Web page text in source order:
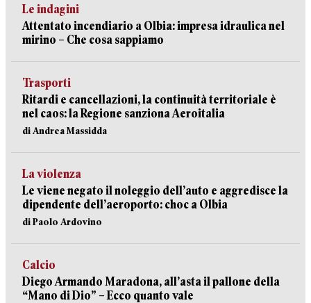
Le indagini
Attentato incendiario a Olbia: impresa idraulica nel
mirino – Che cosa sappiamo
Trasporti
Ritardi e cancellazioni, la continuità territoriale è
nel caos: la Regione sanziona Aeroitalia
di Andrea Massidda
La violenza
Le viene negato il noleggio dell’auto e aggredisce la
dipendente dell’aeroporto: choc a Olbia
di Paolo Ardovino
Calcio
Diego Armando Maradona, all’asta il pallone della
“Mano di Dio” – Ecco quanto vale